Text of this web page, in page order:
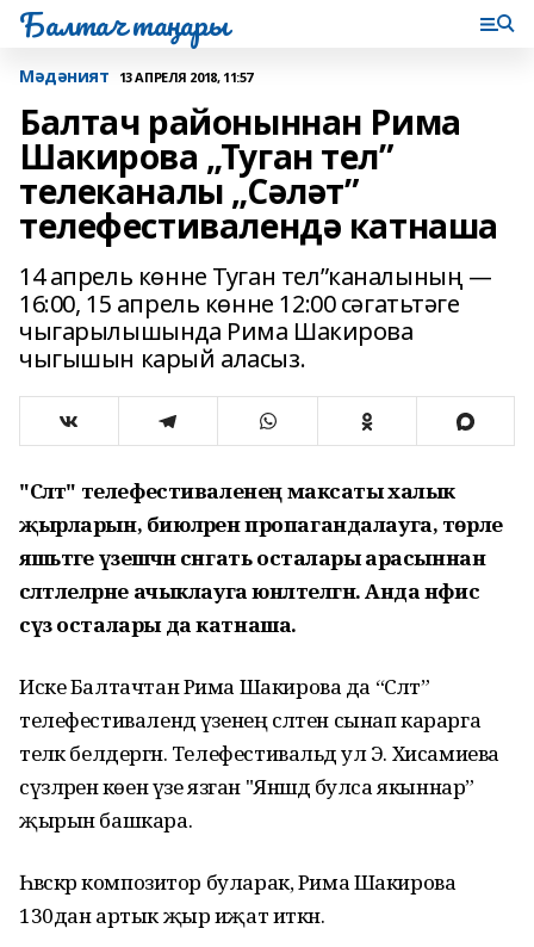
Балтач таңнары
Мәдәният 13 АПРЕЛЯ 2018, 11:57
Балтач районыннан Рима
Шакирова „Туган тел”
телеканалы „Сәләт”
телефестивалендә катнаша
14 апрель көнне Туган тел”каналының —
16:00, 15 апрель көнне 12:00 сәгатьтәге
чыгарылышында Рима Шакирова
чыгышын карый аласыз.
"Сәләт" телефестиваленең максаты халык
җырларын, биюләрен пропагандалауга, төрле
яшьтәге үзешчән сәнгать осталары арасыннан
сәләтлеләрне ачыклауга юнәлтелгән. Анда нәфис
сүз осталары да катнаша.
Иске Балтачтан Рима Шакирова да “Сәләт”
телефестивалендә үзенең сәләтен сынап карарга
теләк белдергән. Телефестивальдә ул Э. Хисамиева
сүзләренә көен үзе язган "Янәшәдә булса якыннар”
җырын башкара.
Һәвәскәр композитор буларак, Рима Шакирова
130дан артык җыр иҗат иткән.